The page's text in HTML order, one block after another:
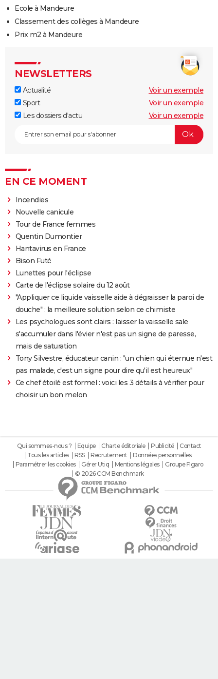
Ecole à Mandeure
Classement des collèges à Mandeure
Prix m2 à Mandeure
NEWSLETTERS
Actualité
Voir un exemple
Sport
Voir un exemple
Les dossiers d'actu
Voir un exemple
EN CE MOMENT
Incendies
Nouvelle canicule
Tour de France femmes
Quentin Dumontier
Hantavirus en France
Bison Futé
Lunettes pour l'éclipse
Carte de l'éclipse solaire du 12 août
"Appliquer ce liquide vaisselle aide à dégraisser la paroi de
douche" : la meilleure solution selon ce chimiste
Les psychologues sont clairs : laisser la vaisselle sale
s'accumuler dans l'évier n'est pas un signe de paresse,
mais de saturation
Tony Silvestre, éducateur canin : "un chien qui éternue n'est
pas malade, c'est un signe pour dire qu'il est heureux"
Ce chef étoilé est formel : voici les 3 détails à vérifier pour
choisir un bon melon
Qui sommes-nous ? Equipe Charte éditoriale Publicité
Contact
Tous les articles
RSS Recrutement
Données personnelles
Paramétrer les cookies
Gérer Utiq Mentions légales
Groupe Figaro
© 2026 CCM Benchmark